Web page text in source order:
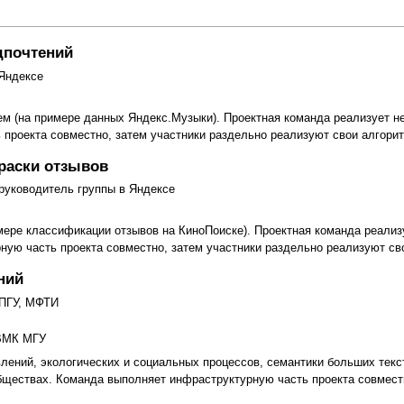
(на примере данных Яндекс.Музыки). Проектная команда реализует
совместно, затем участники раздельно реализуют свои
отзывов
группы в Яндексе
классификации отзывов на КиноПоиске). Проектная команда
часть проекта совместно, затем участники раздельно реализуют
МФТИ
МГУ
экологических и социальных процессов, семантики больших
Команда выполняет инфраструктурную часть проекта